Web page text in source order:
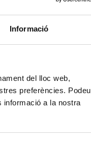
Informació
del lloc web,
preferències. Podeu
informació a la nostra